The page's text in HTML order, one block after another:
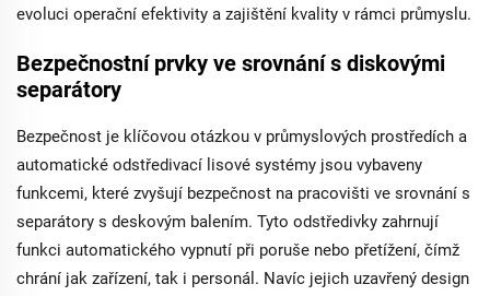
evoluci operační efektivity a zajištění kvality v rámci průmyslu.
Bezpečnostní prvky ve srovnání s diskovými
separátory
Bezpečnost je klíčovou otázkou v průmyslových prostředích a
automatické odstředivací lisové systémy jsou vybaveny
funkcemi, které zvyšují bezpečnost na pracovišti ve srovnání s
separátory s deskovým balením. Tyto odstředivky zahrnují
funkci automatického vypnutí při poruše nebo přetížení, čímž
chrání jak zařízení, tak i personál. Navíc jejich uzavřený design